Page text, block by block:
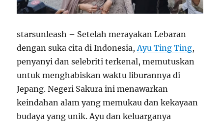
starsunleash – Setelah merayakan Lebaran
dengan suka cita di Indonesia, Ayu Ting Ting,
penyanyi dan selebriti terkenal, memutuskan
untuk menghabiskan waktu liburannya di
Jepang. Negeri Sakura ini menawarkan
keindahan alam yang memukau dan kekayaan
budaya yang unik. Ayu dan keluarganya